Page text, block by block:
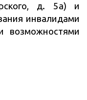
д. 5а) и
инвалидами
возможностями